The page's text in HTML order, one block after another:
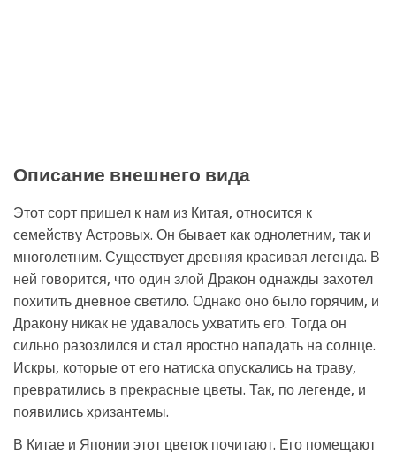
Описание внешнего вида
Этот сорт пришел к нам из Китая, относится к
семейству Астровых. Он бывает как однолетним, так и
многолетним. Существует древняя красивая легенда. В
ней говорится, что один злой Дракон однажды захотел
похитить дневное светило. Однако оно было горячим, и
Дракону никак не удавалось ухватить его. Тогда он
сильно разозлился и стал яростно нападать на солнце.
Искры, которые от его натиска опускались на траву,
превратились в прекрасные цветы. Так, по легенде, и
появились хризантемы.
В Китае и Японии этот цветок почитают. Его помещают